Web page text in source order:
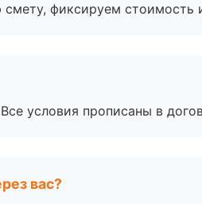
фиксируем стоимость
условия прописаны в
вас?